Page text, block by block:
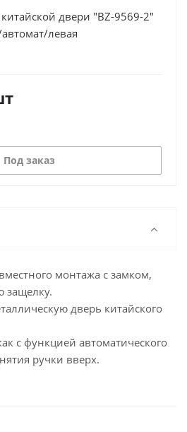
двери "BZ-9569-2"
левая
Под заказ
монтажа с замком,
дверь китайского
с функцией автоматического
ручки вверх.